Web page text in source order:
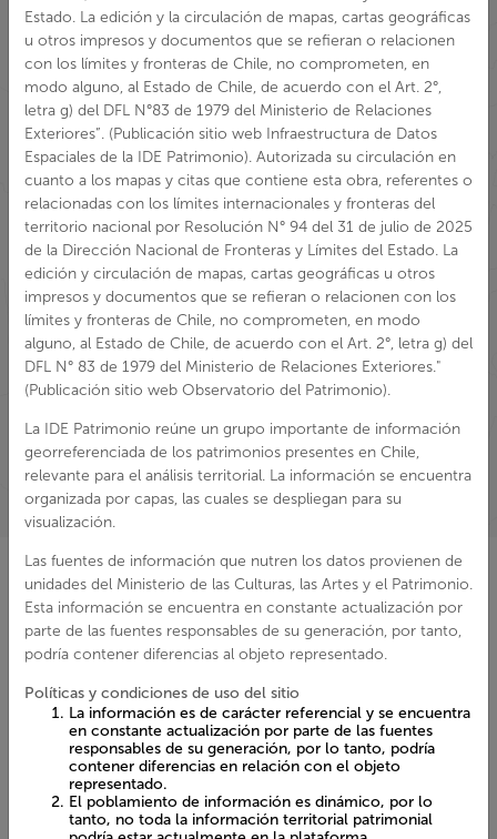
Errante
mostrar
Elige tu forma de explorar
Visor patrimonio cerca de mí
de la Dirección Nacional de Fronteras y Límites del Estado. La
edición y circulación de mapas, cartas geográficas u otros
impresos y documentos que se refieran o relacionen con los
límites y fronteras de Chile, no comprometen, en modo
alguno, al Estado de Chile, de acuerdo con el Art. 2°, letra g) del
DFL N° 83 de 1979 del Ministerio de Relaciones Exteriores."
(Publicación sitio web Observatorio del Patrimonio).
La IDE Patrimonio reúne un grupo importante de información
georreferenciada de los patrimonios presentes en Chile,
relevante para el análisis territorial. La información se encuentra
organizada por capas, las cuales se despliegan para su
visualización.
Las fuentes de información que nutren los datos provienen de
unidades del Ministerio de las Culturas, las Artes y el Patrimonio.
Esta información se encuentra en constante actualización por
parte de las fuentes responsables de su generación, por tanto,
Políticas y condiciones de uso del sitio
La información es de carácter referencial y se encuentra
en constante actualización por parte de las fuentes
responsables de su generación, por lo tanto, podría
representado.
El poblamiento de información es dinámico, por lo tanto,
no toda la información territorial patrimonial podría estar
actualmente en la plataforma.
La información levantada en la IDE Patrimonio se
representa en un espacio homogéneo ajustándose a la
capa (DPA) de la División Política Administrativa de la
Subsecretaría de Desarrollo Regional (Subdere).
El Ministerio de las Culturas, las Artes y el Patrimonio no
se hace responsable de los resultados, decisiones y/o
acciones que puedan derivar del uso de esta
información, ya sea de la visualización de una capa